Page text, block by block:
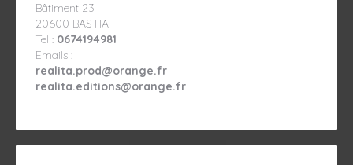
Bâtiment 23
20600 BASTIA
Tel : 0674194981
Emails :
realita.prod@orange.fr
realita.editions@orange.fr